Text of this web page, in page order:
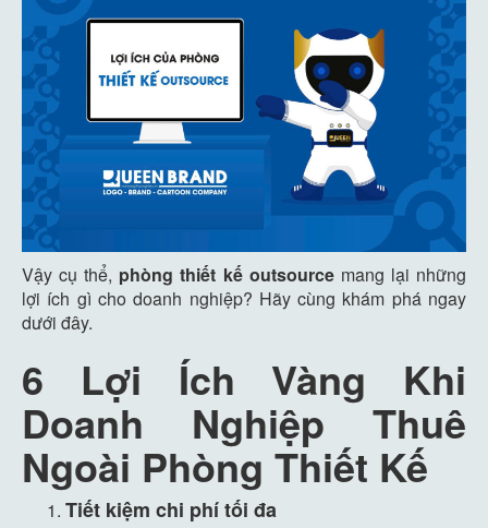
Vậy cụ thể, phòng thiết kế outsourcemang lại những
lợi ích gì cho doanh nghiệp? Hãy cùng khám phá ngay
dưới đây.
6 Lợi Ích Vàng Khi
Doanh Nghiệp Thuê
Ngoài Phòng Thiết Kế
Tiết kiệm chi phí tối đa